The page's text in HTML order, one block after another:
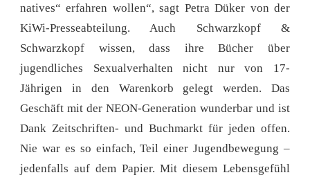
natives“ erfahren wollen“, sagt Petra Düker von der
KiWi-Presseabteilung. Auch Schwarzkopf &
Schwarzkopf wissen, dass ihre Bücher über
jugendliches Sexualverhalten nicht nur von 17-
Jährigen in den Warenkorb gelegt werden. Das
Geschäft mit der NEON-Generation wunderbar und ist
Dank Zeitschriften- und Buchmarkt für jeden offen.
Nie war es so einfach, Teil einer Jugendbewegung –
jedenfalls auf dem Papier. Mit diesem Lebensgefühl